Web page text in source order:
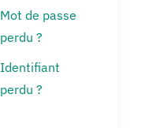
Mot de passe
perdu ?
Identifiant
perdu ?